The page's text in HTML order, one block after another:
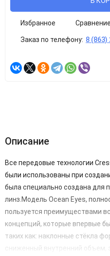
Избранное Сравнение
Заказ по телефону: 8 (863)
Описание
Все передовые технологии
были использованы при
была специально создана для
линз.Модель Ocean Eyes,
пользуется преимуществами
концепций, которые впервые
таких как: наклонные стёкла
сниженный внутренний объем,